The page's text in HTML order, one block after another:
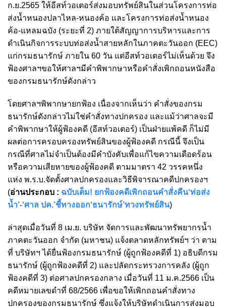
ก.ย.2565 ให้อีสท์วอเตอร์ส่งมอบทรัพย์สินในส่วนโครงการท่อ
ส่งน้ำหนองปลาไหล-หนองค้อ และโครงการท่อส่งน้ำหนอง
ค้อ-แหลมฉบัง (ระยะที่ 2) ภายใต้สัญญาการบริหารและการ
ดำเนินกิจการระบบท่อส่งน้ำสายหลักในภาคตะวันออก (EEC)
แก่กรมธนารักษ์ ภายใน 60 วัน แต่อีสท์วอเตอร์ไม่เห็นด้วย จึง
ฟ้องศาลฯขอให้ศาลฯมีคำพิพากษาหรือคำสั่งเพิกถอนหนังสือ
ของกรมธนารักษ์ดังกล่าว
โดยศาลฯพิพากษายกฟ้อง เนื่องจากเห็นว่า คำสั่งของกรม
ธนารักษ์ดังกล่าวไม่ใช่คำสั่งทางปกครอง และแม้ว่าศาลจะมี
คำพิพากษาให้ผู้ฟ้องคดี (อีสท์วอเตอร์) เป็นฝ่ายแพ้คดี ก็ไม่มี
ผลต่อการครอบครองทรัพย์สินของผู้ฟ้องคดี กรณีนี้ จึงเป็น
กรณีที่ศาลไม่จำเป็นต้องมีคำบังคับเพื่อแก้ไขความเดือดร้อน
หรือความเสียหายของผู้ฟ้องคดี ตามมาตรา 42 วรรคหนึ่ง
แห่ง พ.ร.บ.จัดตั้งศาลปกครองและวิธีพิจารณาคดีปกครองฯ
(อ่านประกอบ : ฉบับเต็ม! ยกฟ้องคดีเพิกถอนคำสั่งคืน‘ท่อส่ง
น้ำ’-‘ศาล ปค.’ชี้ทางออก‘ธนารักษ์’ทวงทรัพย์สิน)
ล่าสุดเมื่อวันที่ 8 เม.ย. บริษัท จัดการและพัฒนาทรัพยากรน้ำ
ภาคตะวันออก จำกัด (มหาชน) แจ้งตลาดหลักทรัพย์ฯ ว่า ตาม
ที่ บริษัทฯ ได้ยื่นฟ้องกรมธนารักษ์ (ผู้ถูกฟ้องคดีที่ 1) อธิบดีกรม
ธนารักษ์ (ผู้ถูกฟ้องคดีที่ 2) และปลัดกระทรวงการคลัง (ผู้ถูก
ฟ้องคดีที่ 3) ต่อศาลปกครองกลาง เมื่อวันที่ 11 ม.ค.2566 เป็น
คดีหมายเลขดำที่ 68/2566 เพื่อขอให้เพิกถอนคำสั่งทาง
ปกครองของกรมธนารักษ์ ซึ่งแจ้งให้บริษัทดำเนินการส่งมอบ